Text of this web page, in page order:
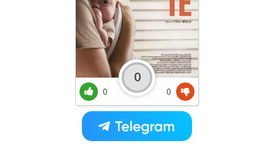
0
0
0